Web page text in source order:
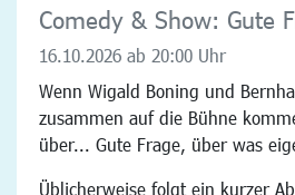
Comedy & Show: Gute
16.10.2026 ab 20:00 Uhr
Wenn Wigald Boning und
zusammen auf die Bühne
über... Gute Frage, über was
Üblicherweise folgt ein kurzer